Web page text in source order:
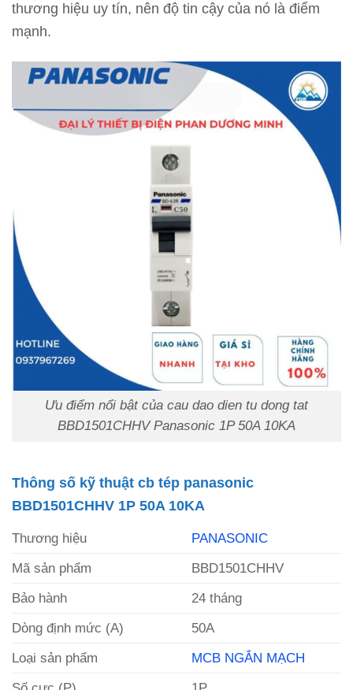
thương hiệu uy tín, nên độ tin cậy của nó là điểm
mạnh.
Ưu điểm nổi bật của cau dao dien tu dong tat
BBD1501CHHV Panasonic 1P 50A 10KA
Thông số kỹ thuật cb tép panasonic
BBD1501CHHV 1P 50A 10KA
Thương hiệu
PANASONIC
Mã sản phẩm
BBD1501CHHV
Bảo hành
24 tháng
Dòng định mức (A)
50A
Loại sản phẩm
MCB NGẮN MẠCH